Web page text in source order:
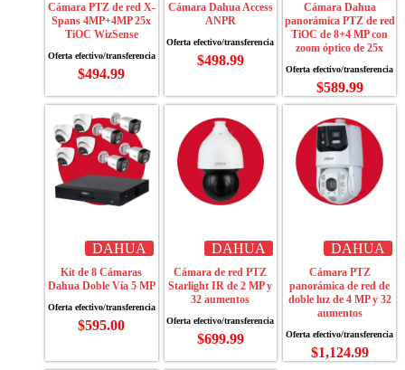
Cámara PTZ de red X-
Spans 4MP+4MP 25x
TiOC WizSense
$494.99
Cámara Dahua Access
ANPR
$498.99
Cámara Dahua
panorámica PTZ de red
TiOC de 8+4 MP con
zoom óptico de 25x
$589.99
DAHUA
Kit de 8 Cámaras
Dahua Doble Vía 5 MP
$595.00
DAHUA
Cámara de red PTZ
Starlight IR de 2 MP y
32 aumentos
$699.99
DAHUA
Cámara PTZ
panorámica de red de
doble luz de 4 MP y 32
aumentos
$1,124.99